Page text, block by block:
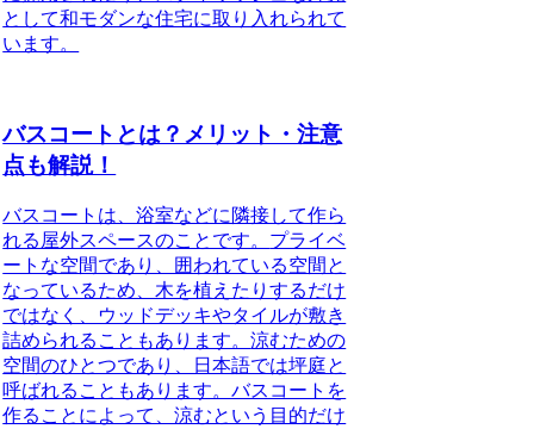
として和モダンな住宅に取り入れられて
います。
バスコートとは？メリット・注意
点も解説！
バスコートは、浴室などに隣接して作ら
れる屋外スペースのことです。 プライベ
ートな空間であり、囲われている空間と
なっているため、木を植えたりするだけ
ではなく、ウッドデッキやタイルが敷き
詰められることもあります。涼むための
空間のひとつであり、日本語では坪庭と
呼ばれることもあります。バスコートを
作ることによって、涼むという目的だけ